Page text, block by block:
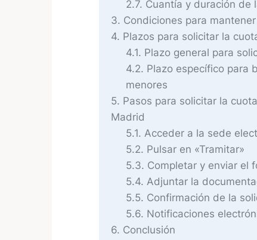
2.7 Cuantía y duración de
3 Condiciones para
4 Plazos para solicitar la
4.1 Plazo general para
4.2 Plazo específico para
menores
5 Pasos para solicitar la
Madrid
5.1 Acceder a la sede
5.2 Pulsar en «Tramitar»
5.3 Completar y enviar el
5.4 Adjuntar la
5.5 Confirmación de la
5.6 Notificaciones
6 Conclusión